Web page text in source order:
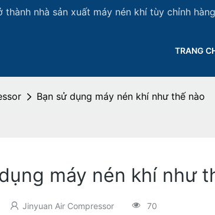
thành nhà sản xuất máy nén khí tùy chỉnh
TRANG
Bạn sử dụng máy nén khí như thế nào
máy nén khí như
Jinyuan Air Compressor 70